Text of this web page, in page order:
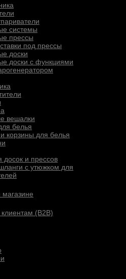
системы
прессы
под прессы
доски
доски с функциями
вешалки
белья
корзины для белья
досок и прессов
с утюжком для
(B2B)